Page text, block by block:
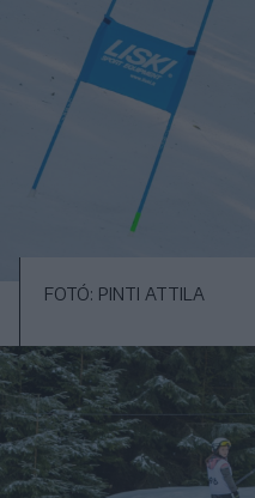
FOTÓ: PINTI ATTILA